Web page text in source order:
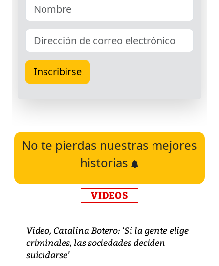
No te pierdas nuestras mejores
historias
VIDEOS
Video, Catalina Botero: ‘Si la gente elige
criminales, las sociedades deciden
suicidarse’